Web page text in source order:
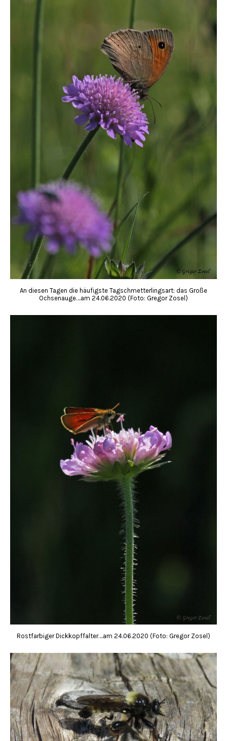
An diesen Tagen die häufigste Tagschmetterlingsart: das Große
Ochsenauge….am 24.06.2020 (Foto: Gregor Zosel)
Rostfarbiger Dickkopffalter….am 24.06.2020 (Foto: Gregor Zosel)